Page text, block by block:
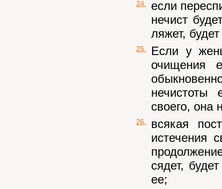
24.
если
нечист
ляжет,
25.
Если у
очищения
своего, она
26.
всякая
истечения
сядет,
ее;